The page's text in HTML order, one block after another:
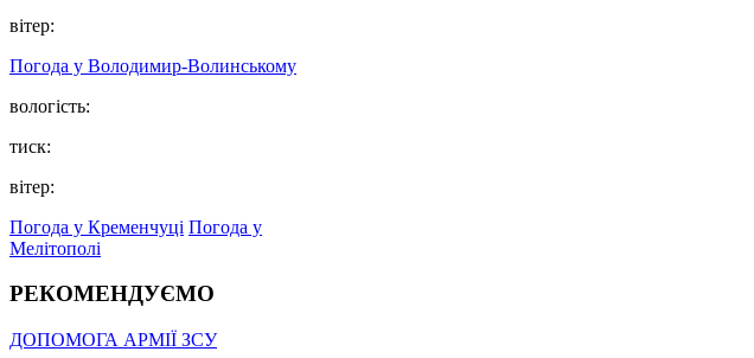
вітер:
Погода у Володимир-Волинському
вологість:
тиск:
вітер:
Погода у Кременчуці Погода у
Мелітополі
РЕКОМЕНДУЄМО
ДОПОМОГА АРМІЇ ЗСУ